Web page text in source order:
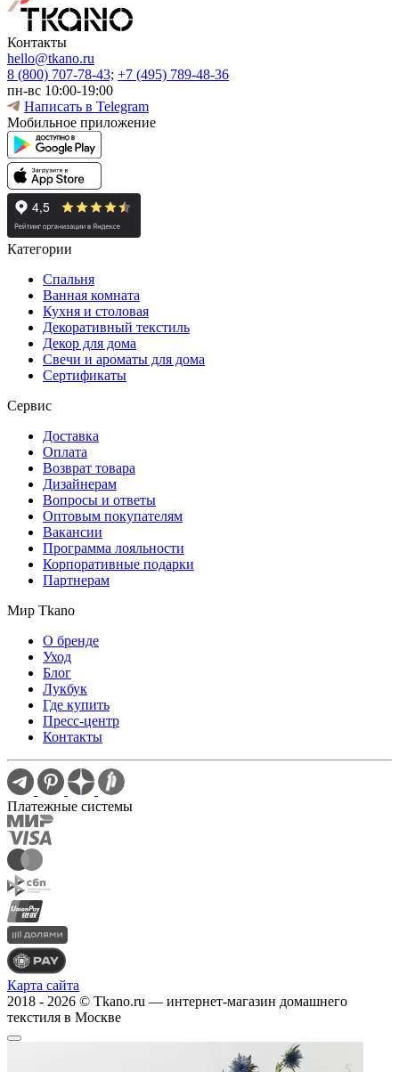
Контакты
hello@tkano.ru
8 (800) 707-78-43; +7 (495) 789-48-36
пн-вс 10:00-19:00
Написать в Telegram
Мобильное приложение
Категории
Спальня
Ванная комната
Кухня и столовая
Декоративный текстиль
Декор для дома
Свечи и ароматы для дома
Сертификаты
Сервис
Доставка
Оплата
Возврат товара
Дизайнерам
Вопросы и ответы
Оптовым покупателям
Вакансии
Программа лояльности
Корпоративные подарки
Партнерам
Мир Tkano
О бренде
Уход
Блог
Лукбук
Где купить
Пресс-центр
Контакты
Платежные системы
Карта сайта
2018 - 2026 © Tkano.ru — интернет-магазин домашнего
текстиля в Москве